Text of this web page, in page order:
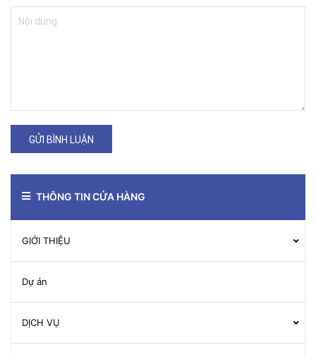
THÔNG TIN CỬA HÀNG
GIỚI THIỆU
Dự án
DỊCH VỤ
GỬI BÌNH LUẬN